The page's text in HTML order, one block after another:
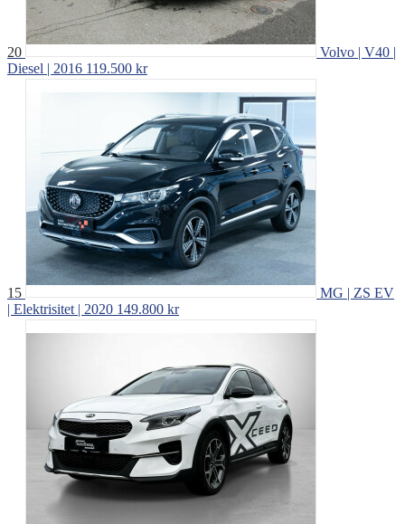
20
Volvo | V40 |
Diesel | 2016 119.500 kr
15
MG | ZS EV
| Elektrisitet | 2020 149.800 kr